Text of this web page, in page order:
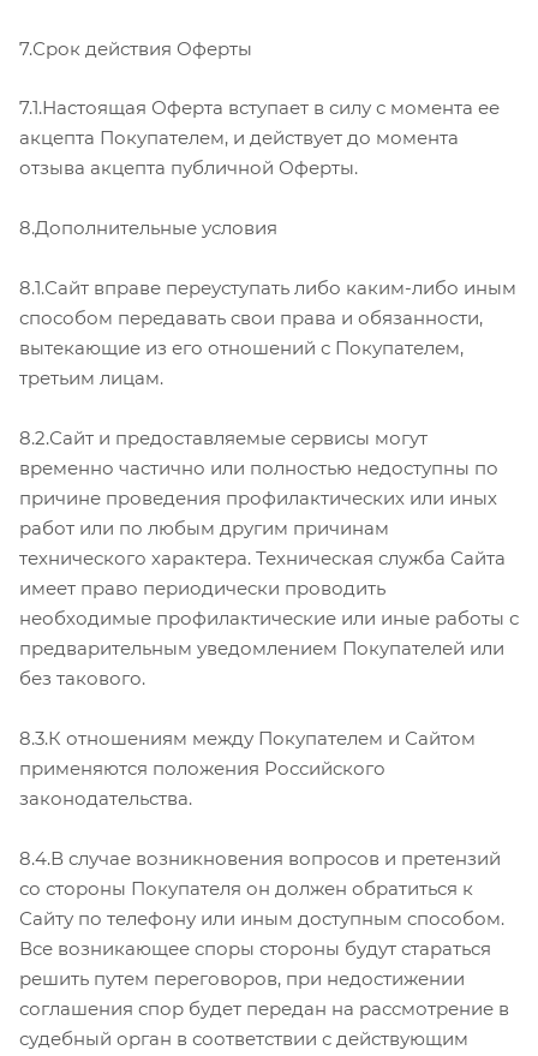
7.Срок действия Оферты
7.1.Настоящая Оферта вступает в силу с момента ее
акцепта Покупателем, и действует до момента
отзыва акцепта публичной Оферты.
8.Дополнительные условия
8.1.Сайт вправе переуступать либо каким-либо иным
способом передавать свои права и обязанности,
вытекающие из его отношений с Покупателем,
третьим лицам.
8.2.Сайт и предоставляемые сервисы могут
временно частично или полностью недоступны по
причине проведения профилактических или иных
работ или по любым другим причинам
технического характера. Техническая служба Сайта
имеет право периодически проводить
необходимые профилактические или иные работы с
предварительным уведомлением Покупателей или
без такового.
8.3.К отношениям между Покупателем и Сайтом
применяются положения Российского
законодательства.
8.4.В случае возникновения вопросов и претензий
со стороны Покупателя он должен обратиться к
Сайту по телефону или иным доступным способом.
Все возникающее споры стороны будут стараться
решить путем переговоров, при недостижении
соглашения спор будет передан на рассмотрение в
судебный орган в соответствии с действующим